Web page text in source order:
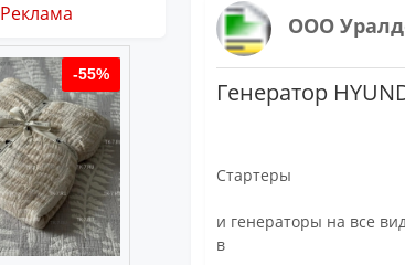
ООО
Генератор
Стартеры
и генераторы на все
в
Реклама
-55% -55%